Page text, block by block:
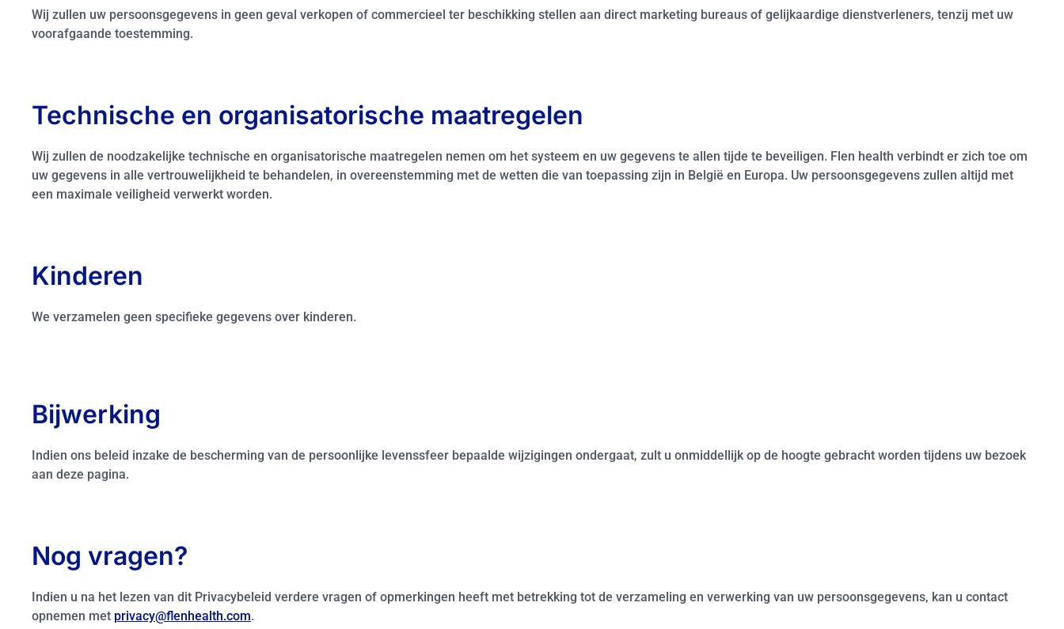
Wij zullen uw persoonsgegevens in geen geval verkopen of commercieel ter beschikking stellen aan direct marketing bureaus of gelijkaardige dienstverleners, tenzij met uw
voorafgaande toestemming.
Technische en organisatorische maatregelen
Wij zullen de noodzakelijke technische en organisatorische maatregelen nemen om het systeem en uw gegevens te allen tijde te beveiligen. Flen health verbindt er zich toe om
uw gegevens in alle vertrouwelijkheid te behandelen, in overeenstemming met de wetten die van toepassing zijn in België en Europa. Uw persoonsgegevens zullen altijd met
een maximale veiligheid verwerkt worden.
Kinderen
We verzamelen geen specifieke gegevens over kinderen.
Bijwerking
Indien ons beleid inzake de bescherming van de persoonlijke levenssfeer bepaalde wijzigingen ondergaat, zult u onmiddellijk op de hoogte gebracht worden tijdens uw bezoek
aan deze pagina.
Nog vragen?
Indien u na het lezen van dit Privacybeleid verdere vragen of opmerkingen heeft met betrekking tot de verzameling en verwerking van uw persoonsgegevens, kan u contact
opnemen met privacy@flenhealth.com.